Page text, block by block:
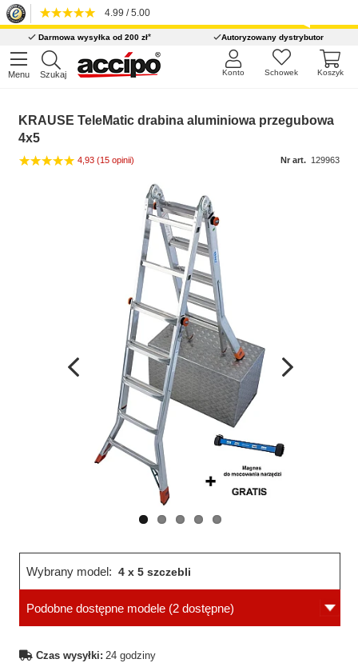
4.99 / 5.00
Darmowa wysyłka od 200 zł* Autoryzowany dystrybutor
Menu Szukaj Koszyk
Schowek
Konto
KRAUSE TeleMatic drabina aluminiowa przegubowa
4x5
4,93 (15 opinii) Nr art. 129963
Wcześniejsza
Wybrany model: 4 x 5 szczebli
Podobne dostępne modele (2 dostępne)
Czas wysyłki: 24 godziny